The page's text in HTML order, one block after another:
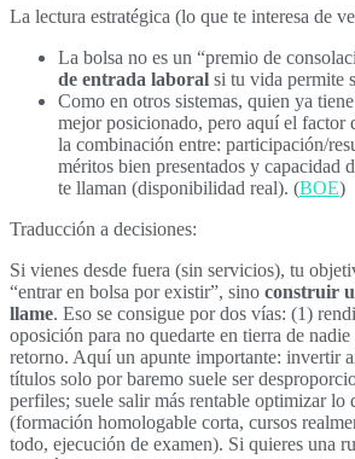
La lectura estratégica (lo que te interesa de
La bolsa no es un “premio de
de entrada laboral si tu vida permite
Como en otros sistemas, quien ya
mejor posicionado, pero aquí el factor
la combinación entre: participación/
méritos bien presentados y capacidad
te llaman (disponibilidad real). (BOE)
Traducción a decisiones:
Si vienes desde fuera (sin servicios), tu
“entrar en bolsa por existir”, sino construir
llame. Eso se consigue por dos vías: (1)
oposición para no quedarte en tierra de
retorno. Aquí un apunte importante: invertir
títulos solo por baremo suele ser
perfiles; suele salir más rentable optimizar lo
(formación homologable corta, cursos
todo, ejecución de examen). Si quieres una